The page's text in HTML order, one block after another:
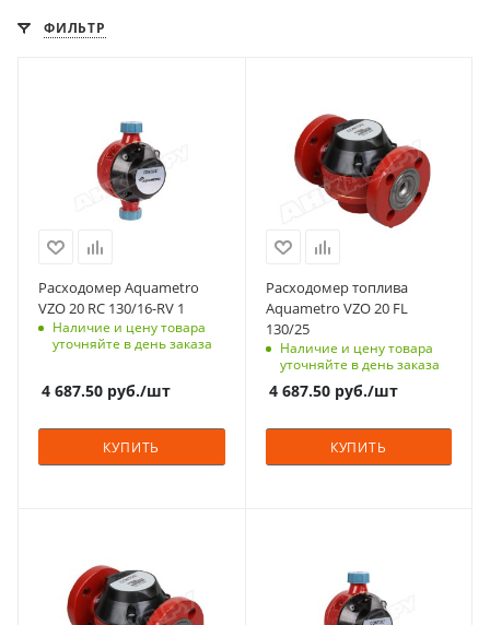
ФИЛЬТР
Расходомер Aquametro
VZO 20 RC 130/16-RV 1
Наличие и цену товара
уточняйте в день заказа
4 687.50 руб./шт
КУПИТЬ
Расходомер топлива
Aquametro VZO 20 FL
130/25
Наличие и цену товара
уточняйте в день заказа
4 687.50руб./шт
КУПИТЬ